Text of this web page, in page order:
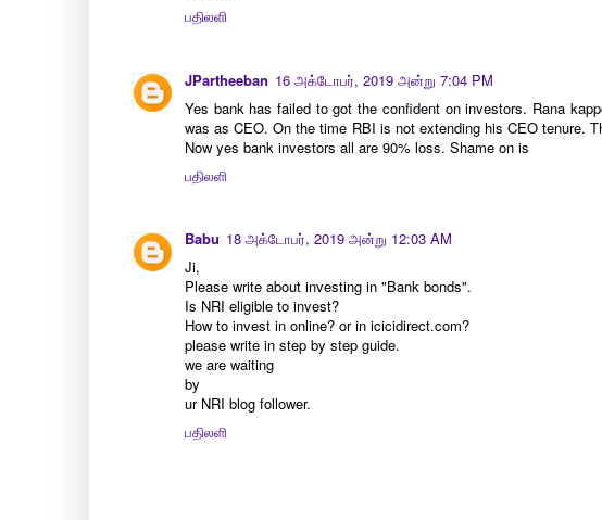
பதிலளி
JPartheeban 16 அக்டோபர், 2019 அன்று 7:04 PM
Yes bank has failed to got the confident on investors. Rana
was as CEO. On the time RBI is not extending his CEO tenure.
Now yes bank investors all are 90% loss. Shame on is
பதிலளி
Babu 18 அக்டோபர், 2019 அன்று 12:03 AM
Ji,
Please write about investing in "Bank bonds".
Is NRI eligible to invest?
How to invest in online? or in icicidirect.com?
please write in step by step guide.
we are waiting
by
ur NRI blog follower.
பதிலளி